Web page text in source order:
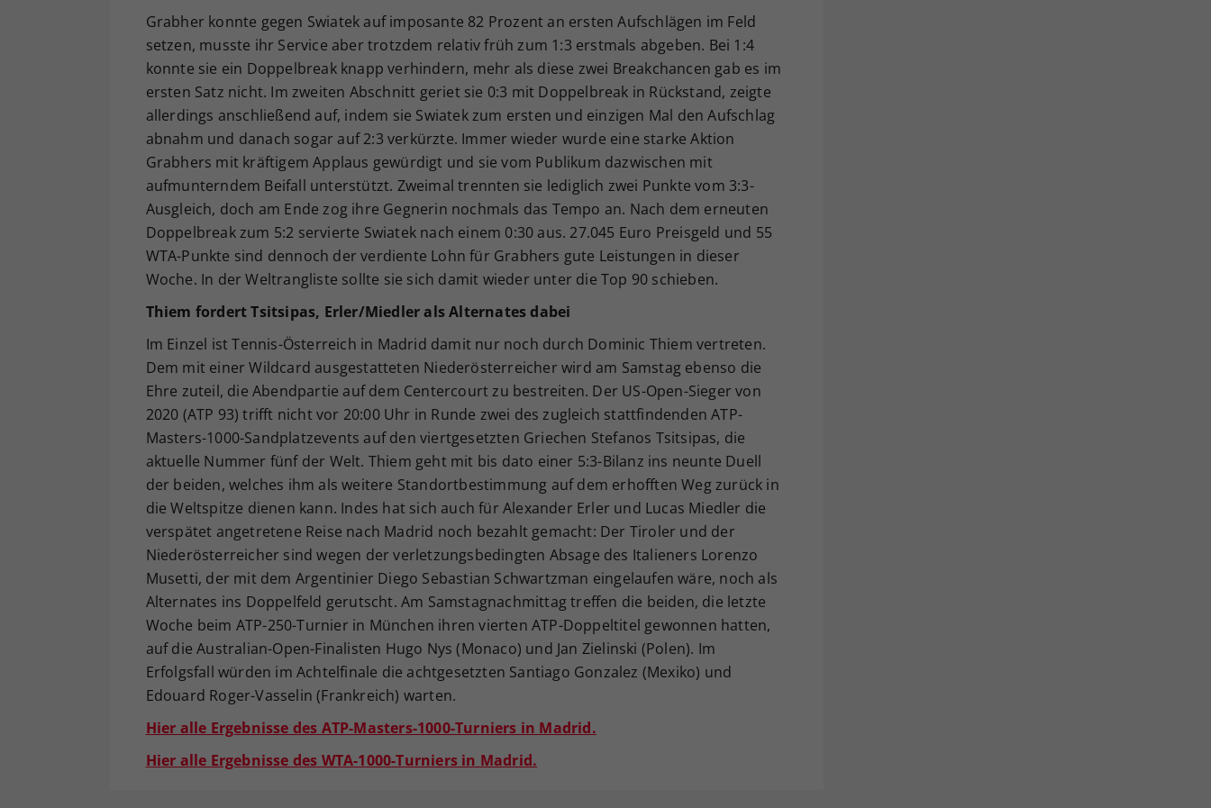
Grabher konnte gegen Swiatek auf imposante 82 Prozent an ersten Aufschlägen im Feld
setzen, musste ihr Service aber trotzdem relativ früh zum 1:3 erstmals abgeben. Bei 1:4
konnte sie ein Doppelbreak knapp verhindern, mehr als diese zwei Breakchancen gab es im
ersten Satz nicht. Im zweiten Abschnitt geriet sie 0:3 mit Doppelbreak in Rückstand, zeigte
allerdings anschließend auf, indem sie Swiatek zum ersten und einzigen Mal den Aufschlag
abnahm und danach sogar auf 2:3 verkürzte. Immer wieder wurde eine starke Aktion
Grabhers mit kräftigem Applaus gewürdigt und sie vom Publikum dazwischen mit
aufmunterndem Beifall unterstützt. Zweimal trennten sie lediglich zwei Punkte vom 3:3-
Ausgleich, doch am Ende zog ihre Gegnerin nochmals das Tempo an. Nach dem erneuten
Doppelbreak zum 5:2 servierte Swiatek nach einem 0:30 aus. 27.045 Euro Preisgeld und 55
WTA-Punkte sind dennoch der verdiente Lohn für Grabhers gute Leistungen in dieser
Woche. In der Weltrangliste sollte sie sich damit wieder unter die Top 90 schieben.
Thiem fordert Tsitsipas, Erler/Miedler als Alternates dabei
Im Einzel ist Tennis-Österreich in Madrid damit nur noch durch Dominic Thiem vertreten.
Dem mit einer Wildcard ausgestatteten Niederösterreicher wird am Samstag ebenso die
Ehre zuteil, die Abendpartie auf dem Centercourt zu bestreiten. Der US-Open-Sieger von
2020 (ATP 93) trifft nicht vor 20:00 Uhr in Runde zwei des zugleich stattfindenden ATP-
Masters-1000-Sandplatzevents auf den viertgesetzten Griechen Stefanos Tsitsipas, die
aktuelle Nummer fünf der Welt. Thiem geht mit bis dato einer 5:3-Bilanz ins neunte Duell
der beiden, welches ihm als weitere Standortbestimmung auf dem erhofften Weg zurück in
die Weltspitze dienen kann. Indes hat sich auch für Alexander Erler und Lucas Miedler die
verspätet angetretene Reise nach Madrid noch bezahlt gemacht: Der Tiroler und der
Niederösterreicher sind wegen der verletzungsbedingten Absage des Italieners Lorenzo
Musetti, der mit dem Argentinier Diego Sebastian Schwartzman eingelaufen wäre, noch als
Alternates ins Doppelfeld gerutscht. Am Samstagnachmittag treffen die beiden, die letzte
Woche beim ATP-250-Turnier in München ihren vierten ATP-Doppeltitel gewonnen hatten,
auf die Australian-Open-Finalisten Hugo Nys (Monaco) und Jan Zielinski (Polen). Im
Erfolgsfall würden im Achtelfinale die achtgesetzten Santiago Gonzalez (Mexiko) und
Edouard Roger-Vasselin (Frankreich) warten.
Hier alle Ergebnisse des ATP-Masters-1000-Turniers in Madrid.
Hier alle Ergebnisse des WTA-1000-Turniers in Madrid.